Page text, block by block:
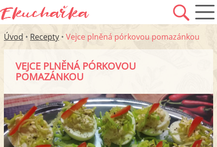
Úvod • Recepty • Vejce plněná pórkovou pomazánkou
VEJCE PLNĚNÁ PÓRKOVOU
POMAZÁNKOU